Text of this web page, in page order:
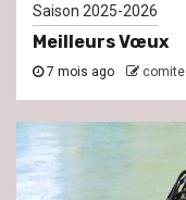
Saison 2025-2026
Meilleurs Vœux
7 mois ago comite